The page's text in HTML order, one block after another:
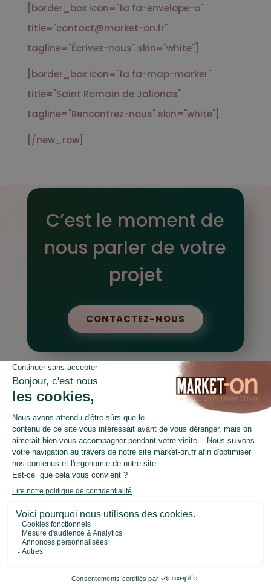
[border_box icon="fa fa-envelope-o"
title="contact@market-on.fr"
tagline="Écrivez-nous" skin="white"]
[border_box icon="fa fa-map-marker"
title="Saint Romain de Jalionas"
tagline="Rencontrez-nous" skin="white"]
[/new_row]
C’est le moment de
nous parler de votre
projet
CONTACTEZ-NOUS
LinkedIn
Facebook